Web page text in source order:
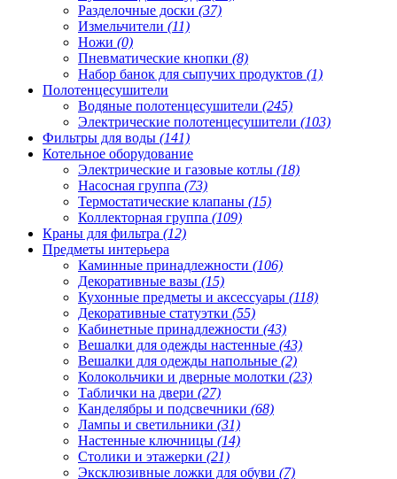
Разделочные доски (37)
Измельчители (11)
Ножи (0)
Пневматические кнопки (8)
Набор банок для сыпучих продуктов (1)
Полотенцесушители
Водяные полотенцесушители (245)
Электрические полотенцесушители (103)
Фильтры для воды (141)
Котельное оборудование
Электрические и газовые котлы (18)
Насосная группа (73)
Термостатические клапаны (15)
Коллекторная группа (109)
Краны для фильтра (12)
Предметы интерьера
Каминные принадлежности (106)
Декоративные вазы (15)
Кухонные предметы и аксессуары (118)
Декоративные статуэтки (55)
Кабинетные принадлежности (43)
Вешалки для одежды настенные (43)
Вешалки для одежды напольные (2)
Колокольчики и дверные молотки (23)
Таблички на двери (27)
Канделябры и подсвечники (68)
Лампы и светильники (31)
Настенные ключницы (14)
Столики и этажерки (21)
Эксклюзивные ложки для обуви (7)